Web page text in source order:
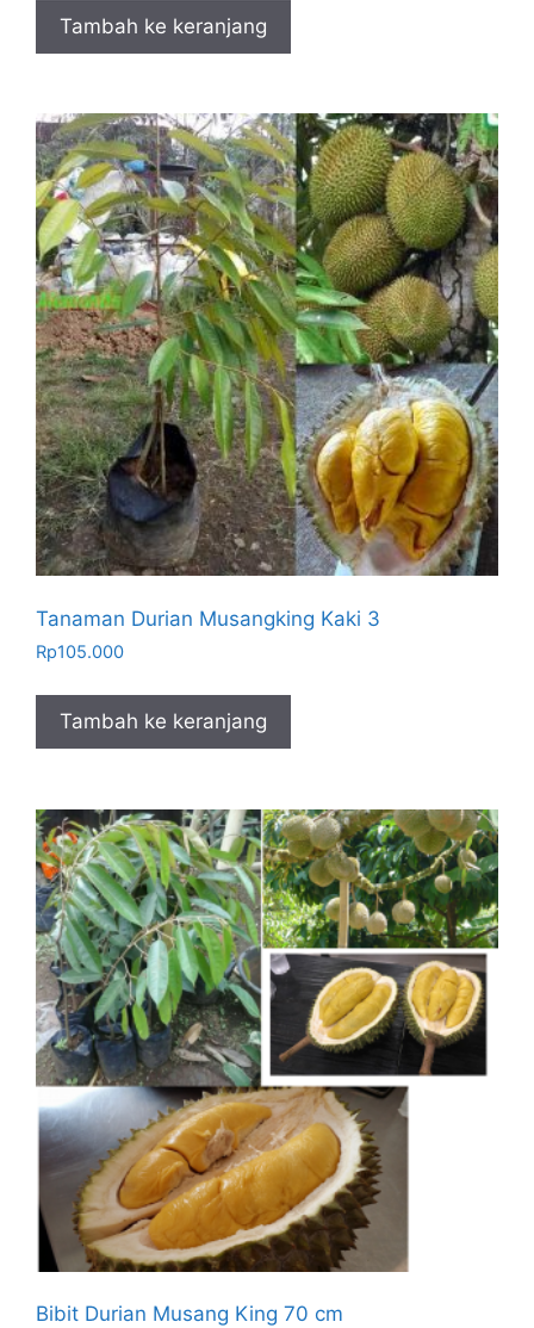
Tambah ke keranjang
Tanaman Durian Musangking Kaki 3
Rp105.000
Tambah ke keranjang
Bibit Durian Musang King 70 cm